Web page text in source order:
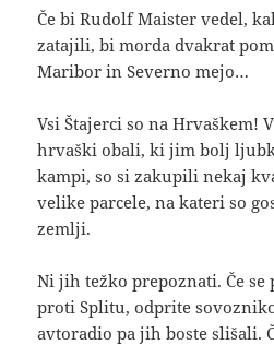
Če bi Rudolf Maister vedel,
zatajili, bi morda dvakrat
Maribor in Severno mejo…
Vsi Štajerci so na Hrvaškem!
hrvaški obali, ki jim bolj
kampi, so si zakupili nekaj
velike parcele, na kateri so
zemlji.
Ni jih težko prepoznati. Če se
proti Splitu, odprite
avtoradio pa jih boste slišali.